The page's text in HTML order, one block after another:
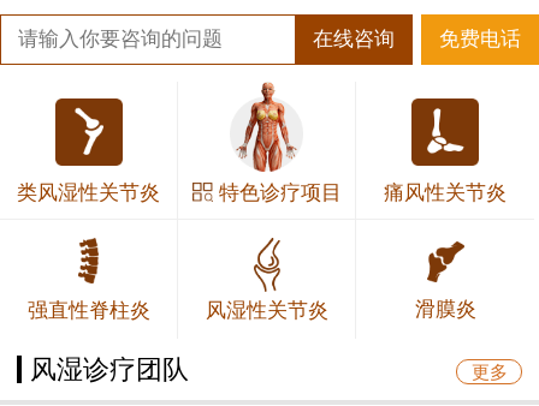
在线咨询 免费电话
类风湿性关节炎 特色诊疗项目 痛风性关节炎
强直性脊柱炎 风湿性关节炎 滑膜炎
风湿诊疗团队 更多